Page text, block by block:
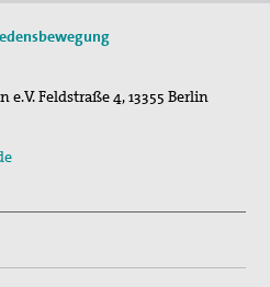
Essener Friedensforu…
e.V.Feldstraße 4,13355 Berlin